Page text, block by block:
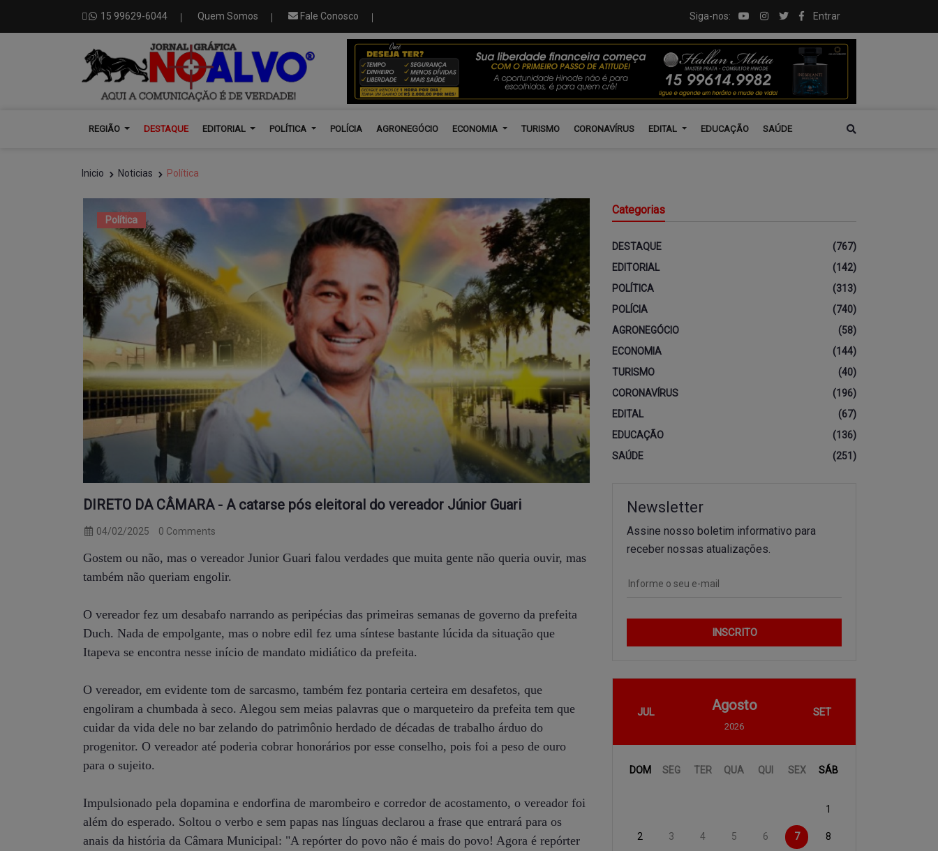
15 99629-6044 Quem Somos Fale Conosco Siga-nos: Entrar
REGIÃO DESTAQUE EDITORIAL POLÍTICA POLÍCIA AGRONEGÓCIO ECONOMIA TURISMO CORONAVÍRUS EDITAL EDUCAÇÃO SAÚDE
Inicio Noticias Política
Política
DIRETO DA CÂMARA - A catarse pós eleitoral do vereador Júnior Guari
04/02/2025 0 Comments
Gostem ou não, mas o vereador Junior Guari falou verdades que muita gente não queria ouvir, mas
também não queriam engolir.
O vereador fez um desabafo narrando as peripécias das primeiras semanas de governo da prefeita
Duch. Nada de empolgante, mas o nobre edil fez uma síntese bastante lúcida da situação que
Itapeva se encontra nesse início de mandato midiático da prefeita.
O vereador, em evidente tom de sarcasmo, também fez pontaria certeira em desafetos, que
engoliram a chumbada à seco. Alegou sem meias palavras que o marqueteiro da prefeita tem que
cuidar da vida dele no bar zelando do patrimônio herdado de décadas de trabalho árduo do
progenitor. O vereador até poderia cobrar honorários por esse conselho, pois foi a peso de ouro
para o sujeito.
Impulsionado pela dopamina e endorfina de marombeiro e corredor de acostamento, o vereador foi
além do esperado. Soltou o verbo e sem papas nas línguas declarou a frase que entrará para os
anais da história da Câmara Municipal: "A repórter do povo não é mais do povo! Agora é repórter
Categorias
DESTAQUE
(767)
EDITORIAL
(142)
POLÍTICA
(313)
POLÍCIA
(740)
AGRONEGÓCIO
(58)
ECONOMIA
(144)
TURISMO
(40)
CORONAVÍRUS
(196)
EDITAL
(67)
EDUCAÇÃO
(136)
SAÚDE
(251)
Newsletter
Assine nosso boletim informativo para
receber nossas atualizações.
INSCRITO
JUL Agosto
2026
SET
DOM SEG TER QUA QUI SEX SÁB
1
2 3 4 5 6 7 8